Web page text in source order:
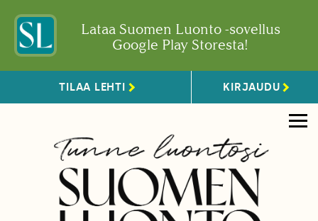
Lataa Suomen Luonto -sovellus
Google Play Storesta!
TILAA LEHTI KIRJAUDU